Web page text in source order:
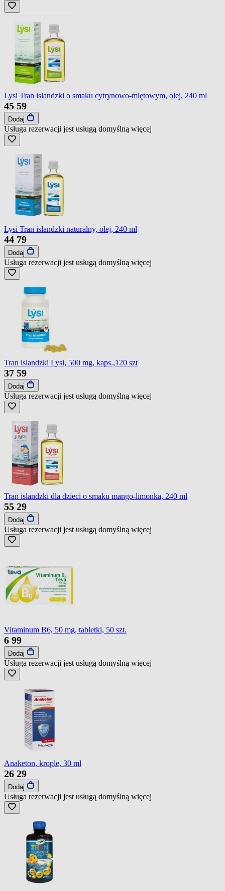
Lysi Tran islandzki o smaku cytrynowo-miętowym, olej, 240 ml
45 59
Dodaj
Usługa rezerwacji jest usługą domyślną więcej
Lysi Tran islandzki naturalny, olej, 240 ml
44 79
Dodaj
Usługa rezerwacji jest usługą domyślną więcej
Tran islandzki Lysi, 500 mg, kaps.,120 szt
37 59
Dodaj
Usługa rezerwacji jest usługą domyślną więcej
Tran islandzki dla dzieci o smaku mango-limonka, 240 ml
55 29
Dodaj
Usługa rezerwacji jest usługą domyślną więcej
Vitaminum B6, 50 mg, tabletki, 50 szt.
6 99
Dodaj
Usługa rezerwacji jest usługą domyślną więcej
Anaketon, krople, 30 ml
26 29
Dodaj
Usługa rezerwacji jest usługą domyślną więcej